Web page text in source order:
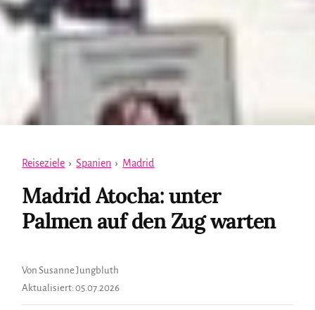
Reiseziele › Spanien › Madrid
Madrid Atocha: unter
Palmen auf den Zug warten
Von Susanne Jungbluth
Aktualisiert:05.07.2026